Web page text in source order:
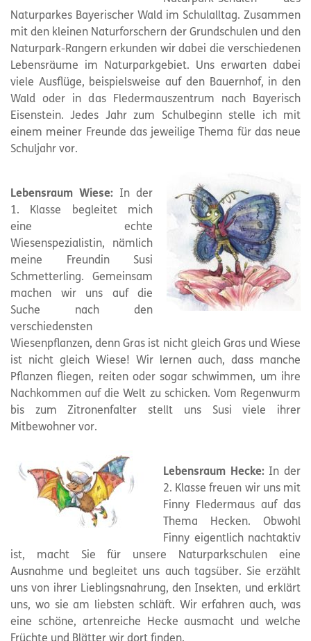
Naturparkes Bayerischer Wald im Schulalltag. Zusammen
mit den kleinen Naturforschern der Grundschulen und den
Naturpark-Rangern erkunden wir dabei die verschiedenen
Lebensräume im Naturparkgebiet. Uns erwarten dabei
viele Ausflüge, beispielsweise auf den Bauernhof, in den
Wald oder in das Fledermauszentrum nach Bayerisch
Eisenstein. Jedes Jahr zum Schulbeginn stelle ich mit
einem meiner Freunde das jeweilige Thema für das neue
Schuljahr vor.
Lebensraum Wiese: In der
1. Klasse begleitet mich
eine echte
Wiesenspezialistin, nämlich
meine Freundin Susi
Schmetterling. Gemeinsam
machen wir uns auf die
Suche nach den
verschiedensten
Wiesenpflanzen, denn Gras ist nicht gleich Gras und Wiese
ist nicht gleich Wiese! Wir lernen auch, dass manche
Pflanzen fliegen, reiten oder sogar schwimmen, um ihre
Nachkommen auf die Welt zu schicken. Vom Regenwurm
bis zum Zitronenfalter stellt uns Susi viele ihrer
Mitbewohner vor.
Lebensraum Hecke: In der
2. Klasse freuen wir uns mit
Finny Fledermaus auf das
Thema Hecken. Obwohl
Finny eigentlich nachtaktiv
ist, macht Sie für unsere Naturparkschulen eine
Ausnahme und begleitet uns auch tagsüber. Sie erzählt
uns von ihrer Lieblingsnahrung, den Insekten, und erklärt
uns, wo sie am liebsten schläft. Wir erfahren auch, was
eine schöne, artenreiche Hecke ausmacht und welche